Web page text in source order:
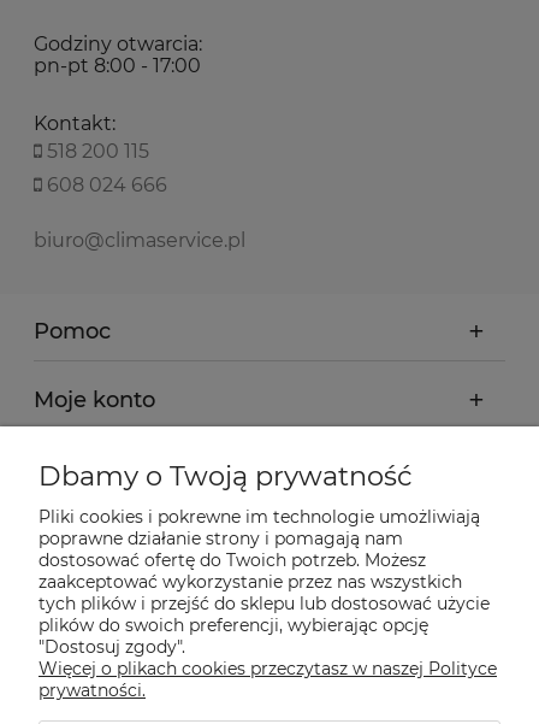
Godziny otwarcia:
pn-pt 8:00 - 17:00
Kontakt:
518 200 115
608 024 666
biuro@climaservice.pl
Pomoc
Moje konto
Płatności i dostawa
Informacje
O nas
Nasze sklepy Allegro
Dbamy o Twoją prywatność
Pliki cookies i pokrewne im technologie umożliwiają
poprawne działanie strony i pomagają nam
dostosować ofertę do Twoich potrzeb. Możesz
zaakceptować wykorzystanie przez nas wszystkich
tych plików i przejść do sklepu lub dostosować użycie
plików do swoich preferencji, wybierając opcję
"Dostosuj zgody".
Więcej o plikach cookies przeczytasz w naszej Polityce
prywatności.